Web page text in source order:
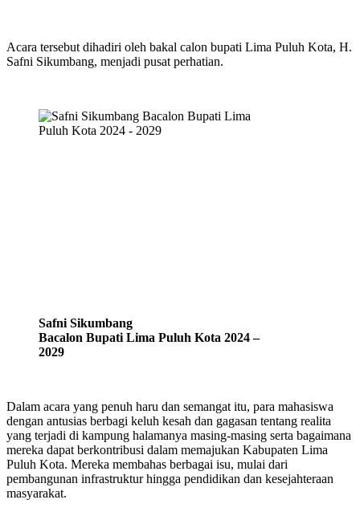
Acara tersebut dihadiri oleh bakal calon bupati Lima Puluh Kota, H.
Safni Sikumbang, menjadi pusat perhatian.
Safni Sikumbang
Bacalon Bupati Lima Puluh Kota 2024 –
2029
Dalam acara yang penuh haru dan semangat itu, para mahasiswa
dengan antusias berbagi keluh kesah dan gagasan tentang realita
yang terjadi di kampung halamanya masing-masing serta bagaimana
mereka dapat berkontribusi dalam memajukan Kabupaten Lima
Puluh Kota. Mereka membahas berbagai isu, mulai dari
pembangunan infrastruktur hingga pendidikan dan kesejahteraan
masyarakat.